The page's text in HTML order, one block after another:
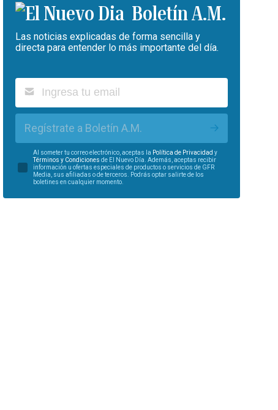
Boletín A.M.
Las noticias explicadas de forma sencilla y
directa para entender lo más importante del día.
Regístrate a Boletín A.M.
Al someter tu correo electrónico, aceptas la Política de Privacidad y
Términos y Condiciones de El Nuevo Día. Además, aceptas recibir
información u ofertas especiales de productos o servicios de GFR
Media, sus afiliadas o de terceros. Podrás optar salirte de los
boletines en cualquier momento.